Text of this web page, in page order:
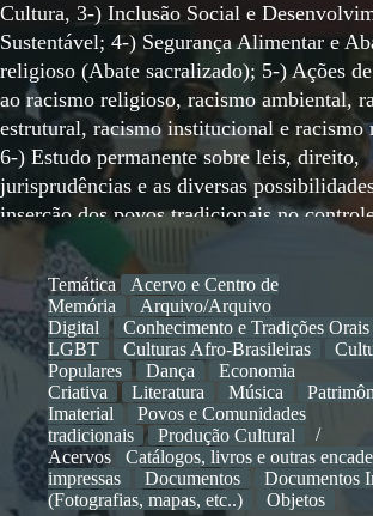
Cultura, 3-) Inclusão Social e
Sustentável; 4-) Segurança Alimentar e
religioso (Abate sacralizado); 5-) Ações
ao racismo religioso, racismo ambiental,
estrutural, racismo institucional e racismo
6-) Estudo permanente sobre leis, direito,
jurisprudências e as diversas
inserção dos povos tradicionais no
conselhos, fóruns; 7-) Pesquisa permanente
cultura ancestral, memória, cultura de
africanas, patrimônio material e imaterial.
Oficinas de Danças Tradicionais – danças
africanas, expressão corporal e dança afro-
9-) Oficinas de Percussão - Toques e
brasileiros, toques tradicionais e percussão
diversas expressões culturais populares.
de cânticos – 11-) Samba de roda; 12-)
Caboclo.
Temática
Acervo e Centro de
Memória
Arquivo/Arquivo
Digital
Conhecimento e Tradições Orais
LGBT
Culturas Afro-Brasileiras
Populares
Dança
Economia
Criativa
Literatura Música
Imaterial
Povos e Comunidades
tradicionais
Produção Cultural
Acervos
Catálogos, livros e outras
impressas
Documentos
Documentos
(Fotografias, mapas, etc..)
Objetos